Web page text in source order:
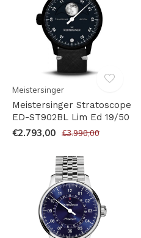
Meistersinger
Meistersinger Stratoscope
ED-ST902BL Lim Ed 19/50
€2.793,00 €3.990,00